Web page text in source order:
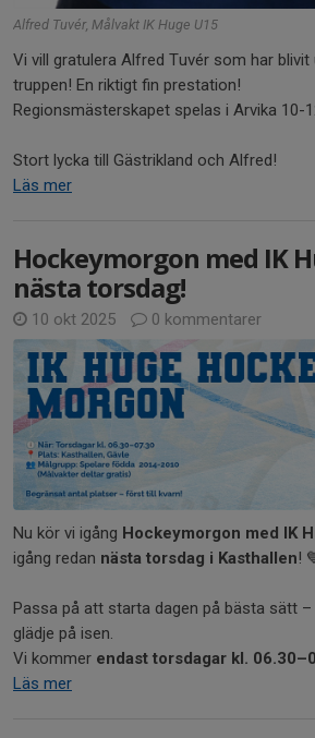
Alfred Tuvér, Målvakt IK Huge U15
Vi vill gratulera Alfred Tuvér som har blivit
truppen! En riktigt fin prestation!
Regionsmästerskapet spelas i Arvika 10-
Stort lycka till Gästrikland och Alfred!
Läs mer
Hockeymorgon med IK
nästa torsdag!
10 okt 2025 0 kommentarer
Nu kör vi igång Hockeymorgon med IK
igång redan nästa torsdag i Kasthallen!
Passa på att starta dagen på bästa sätt
glädje på isen.
Vi kommer endast torsdagar kl.
Läs mer